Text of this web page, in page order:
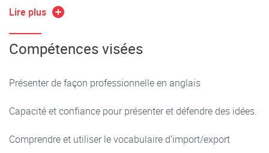
5 : ’Feedback’ sur les activités, les difficultés et choses à
revoir.
Lire plus
Compétences visées
Présenter de façon professionnelle en anglais
Capacité et confiance pour présenter et défendre des idées.
Comprendre et utiliser le vocabulaire d’import/export